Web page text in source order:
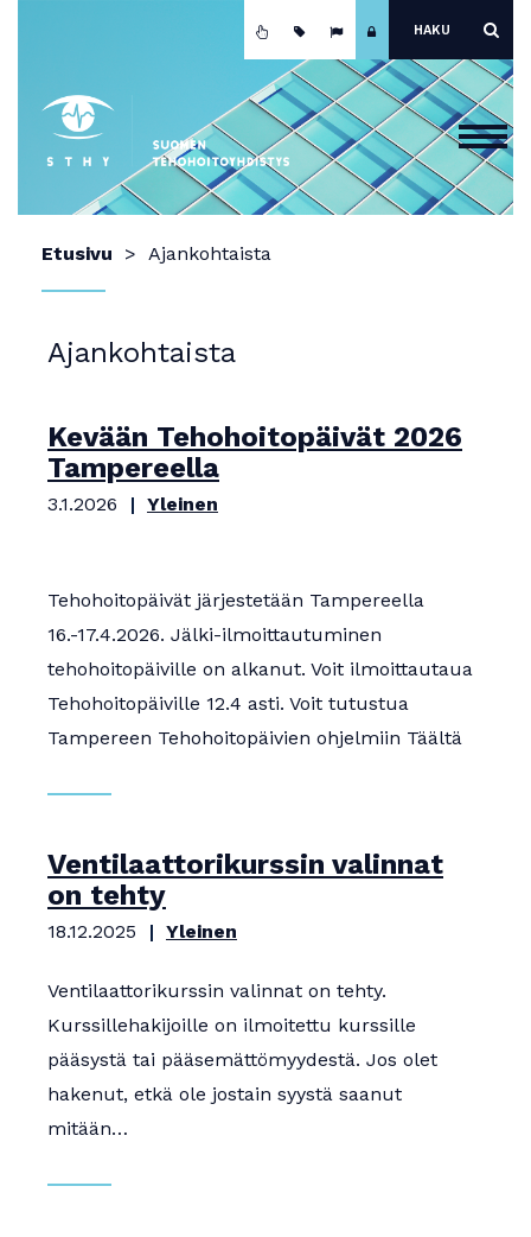
Koulutus
Jäsenyys
Mainokset ja näyttely
Teho-osastot
Etusivu Ajankohtaista
Ajankohtaista
Kevään Tehohoitopäivät 2026
Tampereella
3.1.2026 Yleinen
Tehohoitopäivät järjestetään Tampereella
16.-17.4.2026. Jälki-ilmoittautuminen
tehohoitopäiville on alkanut. Voit ilmoittautaua
Tehohoitopäiville 12.4 asti. Voit tutustua
Tampereen Tehohoitopäivien ohjelmiin Täältä
Ventilaattorikurssin valinnat
on tehty
18.12.2025 Yleinen
Ventilaattorikurssin valinnat on tehty.
Kurssillehakijoille on ilmoitettu kurssille
pääsystä tai pääsemättömyydestä. Jos olet
hakenut, etkä ole jostain syystä saanut
mitään…